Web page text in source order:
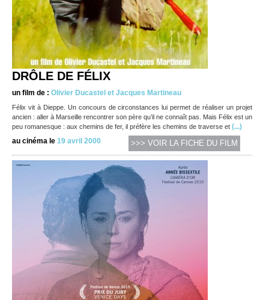
DRÔLE DE FÉLIX
un film de : Olivier Ducastel et Jacques Martineau
Félix vit à Dieppe. Un concours de circonstances lui permet de réaliser un projet
ancien : aller à Marseille rencontrer son père qu’il ne connaît pas. Mais Félix est un
peu romanesque : aux chemins de fer, il préfère les chemins de traverse et (...)
au cinéma le 19 avril 2000 >>> VOIR LA FICHE DU FILM